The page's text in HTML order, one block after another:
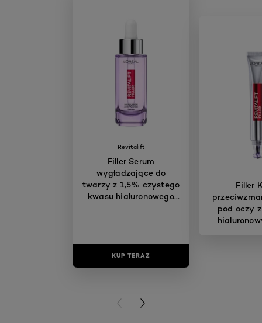
Revitalift
Filler Serum
wygładzające do
twarzy z 1,5% czystego
kwasu hialuronowego
KUP TERAZ
Filler
pod oczy
PREVIOUS CARD
NEXT CARD